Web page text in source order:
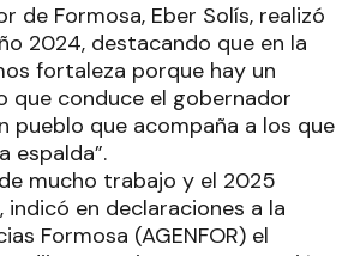
de Formosa, Eber Solís, realizó
2024, destacando que en la
fortaleza porque hay un
que conduce el gobernador
pueblo que acompaña a los que
espalda”.
mucho trabajo y el 2025
indicó en declaraciones a la
Formosa (AGENFOR) el